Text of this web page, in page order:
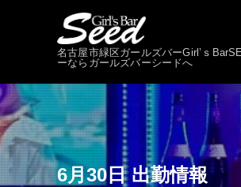
名古屋市緑区ガールズバーGirl’ｓ
ーならガールズバーシードへ
6月30日 出勤情報